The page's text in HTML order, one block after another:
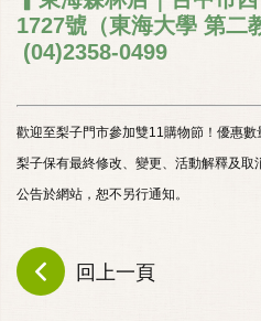
1727號（東海大學 第二
(04)2358-0499
歡迎至梨子門市參加雙11購物節！優惠數
梨子保有最終修改、變更、活動解釋及取
公告於網站，恕不另行通知。
回上一頁